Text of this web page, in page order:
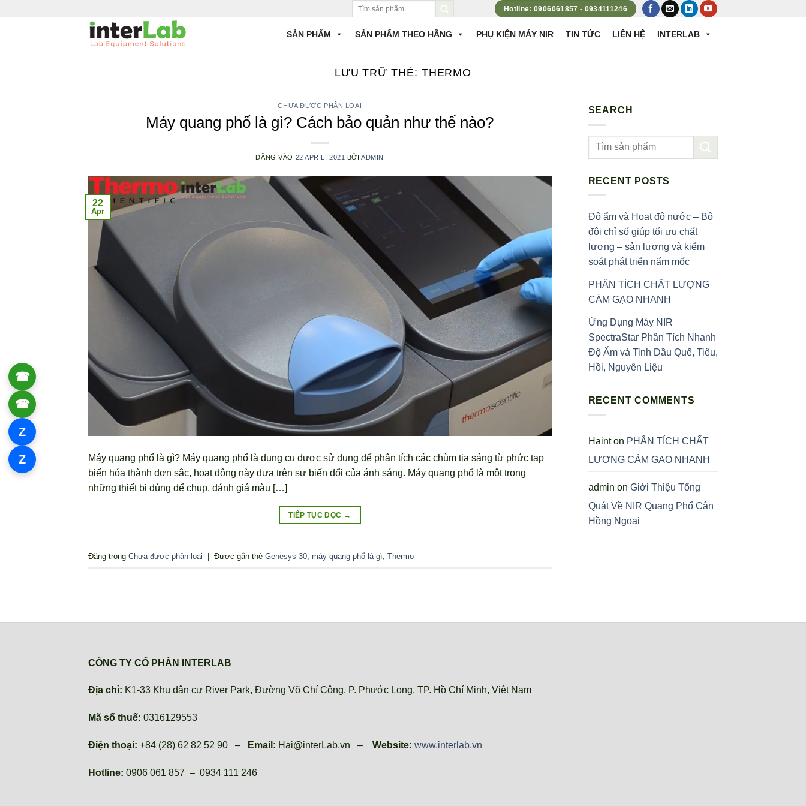
Tìm
Hotline: 0906061857 - 0934111246
SẢN PHẨM SẢN PHẨM THEO HÃNG PHỤ KIỆN MÁY NIR TIN TỨC LIÊN HỆ INTERLAB
LƯU TRỮ THẺ: THERMO
CHƯA ĐƯỢC PHÂN LOẠI
Máy quang phổ là gì? Cách bảo quản như thế nào?
ĐĂNG VÀO 22 APRIL, 2021 BỞIADMIN
22
Apr
Máy quang phổ là gì? Máy quang phổ là dụng cụ được sử dụng để phân tích các chùm tia sáng từ phức tạp
biến hóa thành đơn sắc, hoạt động này dựa trên sự biến đổi của ánh sáng. Máy quang phổ là một trong
những thiết bị dùng để chụp, đánh giá màu […]
TIẾP TỤC ĐỌC →
Đăng trong Chưa được phân loại Được gắn thẻ Genesys 30 máy quang phổ là gì Thermo
SEARCH
RECENT POSTS
Độ ẩm và Hoạt độ nước – Bộ
đôi chỉ số giúp tối ưu chất
lượng – sản lượng và kiểm
soát phát triển nấm mốc
PHÂN TÍCH CHẤT LƯỢNG
CÁM GẠO NHANH
Ứng Dụng Máy NIR
SpectraStar Phân Tích Nhanh
Độ Ẩm và Tinh Dầu Quế, Tiêu,
Hồi, Nguyên Liệu
RECENT COMMENTS
Hainton PHÂN TÍCH CHẤT
LƯỢNG CÁM GẠO NHANH
admin on Giới Thiệu Tổng
Quát Về NIR Quang Phổ Cận
Hồng Ngoại
CÔNG TY CỔ PHẦN INTERLAB
Địa chỉ: K1-33 Khu dân cư River Park, Đường Võ Chí Công, P. Phước Long, TP. Hồ Chí Minh, Việt Nam
Mã số thuế: 0316129553
Điện thoại: +84 (28) 62 82 52 90 – Email: Hai@interLab.vn – Website: www.interlab.vn
Hotline: 0906 061 857 – 0934 111 246
☎
☎
Z
Z